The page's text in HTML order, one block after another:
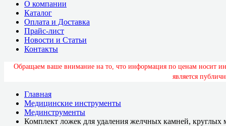
О компании
Каталог
Оплата и Доставка
Прайс-лист
Новости и Статьи
Контакты
Обращаем ваше внимание на то, что информация по ценам носит ин
является публичн
Главная
Медицинские инструменты
Мединструменты
Комплект ложек для удаления желчных камней, круглых